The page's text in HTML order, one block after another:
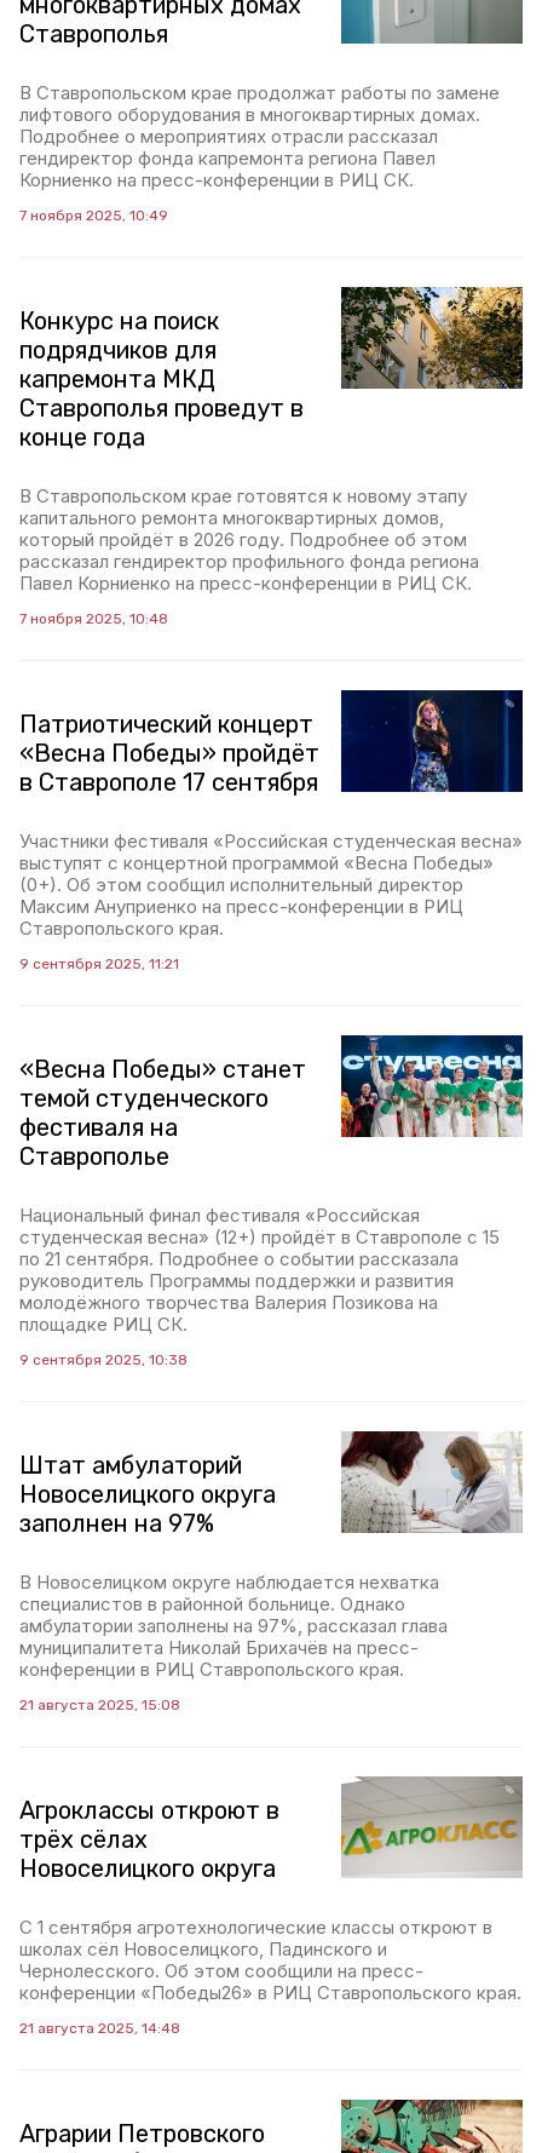
Ставрополья
В Ставропольском крае продолжат работы по замене
лифтового оборудования в многоквартирных домах.
Подробнее о мероприятиях отрасли рассказал
гендиректор фонда капремонта региона Павел
Корниенко на пресс-конференции в РИЦ СК.
7 ноября 2025, 10:49
Конкурс на поиск
подрядчиков для
капремонта МКД
Ставрополья проведут в
конце года
В Ставропольском крае готовятся к новому этапу
капитального ремонта многоквартирных домов,
который пройдёт в 2026 году. Подробнее об этом
рассказал гендиректор профильного фонда региона
Павел Корниенко на пресс-конференции в РИЦ СК.
7 ноября 2025, 10:48
Патриотический концерт
«Весна Победы» пройдёт
в Ставрополе 17 сентября
Участники фестиваля «Российская студенческая весна»
выступят с концертной программой «Весна Победы»
(0+). Об этом сообщил исполнительный директор
Максим Ануприенко на пресс-конференции в РИЦ
Ставропольского края.
9 сентября 2025, 11:21
«Весна Победы» станет
темой студенческого
фестиваля на
Ставрополье
Национальный финал фестиваля «Российская
студенческая весна» (12+) пройдёт в Ставрополе с 15
по 21 сентября. Подробнее о событии рассказала
руководитель Программы поддержки и развития
молодёжного творчества Валерия Позикова на
площадке РИЦ СК.
9 сентября 2025, 10:38
Штат амбулаторий
Новоселицкого округа
заполнен на 97%
В Новоселицком округе наблюдается нехватка
специалистов в районной больнице. Однако
амбулатории заполнены на 97%, рассказал глава
муниципалитета Николай Брихачёв на пресс-
конференции в РИЦ Ставропольского края.
21 августа 2025, 15:08
Агроклассы откроют в
трёх сёлах
Новоселицкого округа
С 1 сентября агротехнологические классы откроют в
школах сёл Новоселицкого, Падинского и
Чернолесского. Об этом сообщили на пресс-
конференции «Победы26» в РИЦ Ставропольского края.
21 августа 2025, 14:48
Аграрии Петровского